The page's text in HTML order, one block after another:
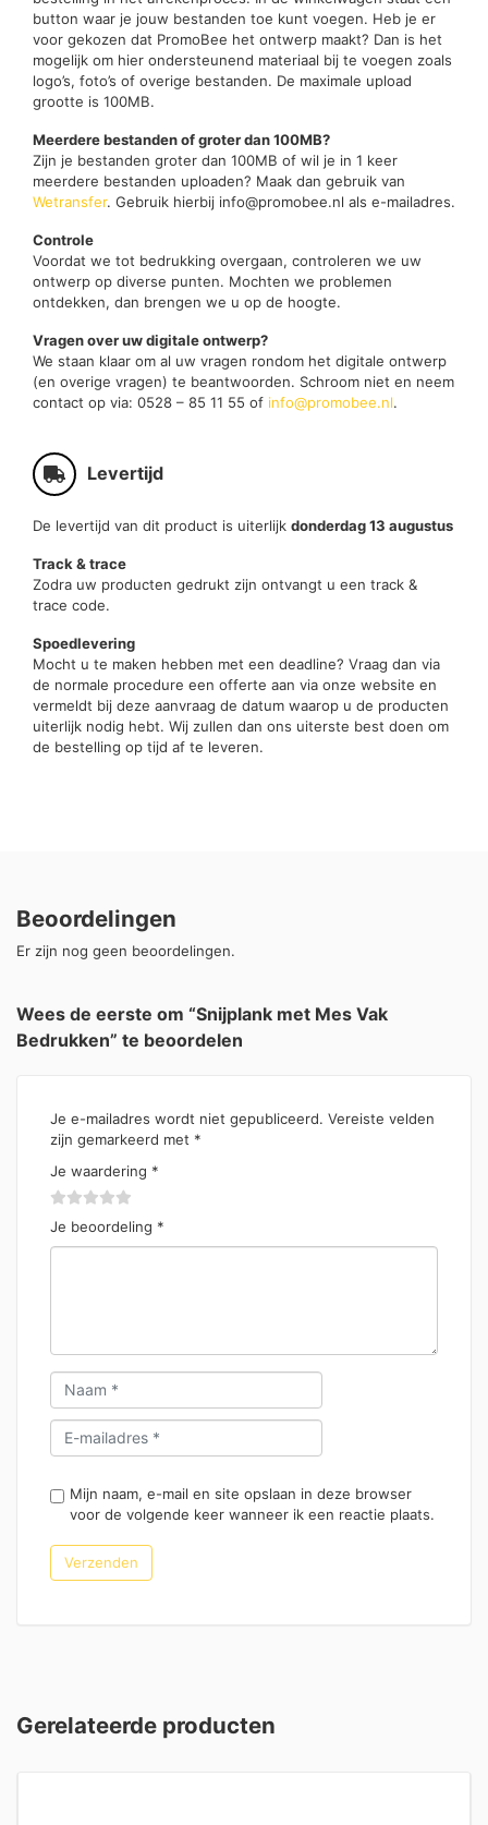
button waar je jouw bestanden toe kunt voegen. Heb je er
voor gekozen dat PromoBee het ontwerp maakt? Dan is het
mogelijk om hier ondersteunend materiaal bij te voegen zoals
logo’s, foto’s of overige bestanden. De maximale upload
grootte is 100MB.
Meerdere bestanden of groter dan 100MB?
Zijn je bestanden groter dan 100MB of wil je in 1 keer
meerdere bestanden uploaden? Maak dan gebruik van
Wetransfer. Gebruik hierbij info@promobee.nl als e-mailadres.
Controle
Voordat we tot bedrukking overgaan, controleren we uw
ontwerp op diverse punten. Mochten we problemen
ontdekken, dan brengen we u op de hoogte.
Vragen over uw digitale ontwerp?
We staan klaar om al uw vragen rondom het digitale ontwerp
(en overige vragen) te beantwoorden. Schroom niet en neem
contact op via: 0528 – 85 11 55 of info@promobee.nl.
Levertijd
De levertijd van dit product is uiterlijk donderdag 13 augustus
Track & trace
Zodra uw producten gedrukt zijn ontvangt u een track &
trace code.
Spoedlevering
Mocht u te maken hebben met een deadline? Vraag dan via
de normale procedure een offerte aan via onze website en
vermeldt bij deze aanvraag de datum waarop u de producten
uiterlijk nodig hebt. Wij zullen dan ons uiterste best doen om
de bestelling op tijd af te leveren.
Beoordelingen
Er zijn nog geen beoordelingen.
Wees de eerste om “Snijplank met Mes Vak
Bedrukken” te beoordelen
Je e-mailadres wordt niet gepubliceerd. Vereiste velden
zijn gemarkeerd met *
Je waardering *
Je beoordeling *
Mijn naam, e-mail en site opslaan in deze browser
voor de volgende keer wanneer ik een reactie plaats.
Gerelateerde producten